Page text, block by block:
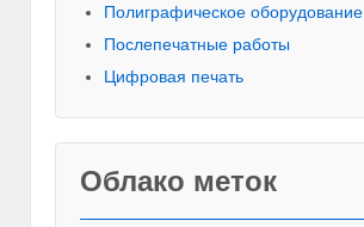
Полиграфическое оборудование
Послепечатные работы
Цифровая печать
Облако меток